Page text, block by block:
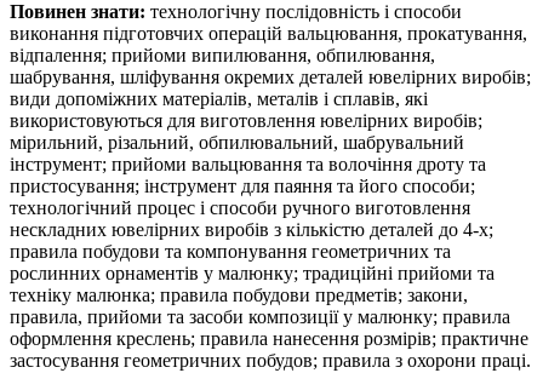
Повинен знати: технологічну послідовність і способи
виконання підготовчих операцій вальцювання, прокатування,
відпалення; прийоми випилювання, обпилювання,
шабрування, шліфування окремих деталей ювелірних виробів;
види допоміжних матеріалів, металів і сплавів, які
використовуються для виготовлення ювелірних виробів;
мірильний, різальний, обпилювальний, шабрувальний
інструмент; прийоми вальцювання та волочіння дроту та
пристосування; інструмент для паяння та його способи;
технологічний процес і способи ручного виготовлення
нескладних ювелірних виробів з кількістю деталей до 4-х;
правила побудови та компонування геометричних та
рослинних орнаментів у малюнку; традиційні прийоми та
техніку малюнка; правила побудови предметів; закони,
правила, прийоми та засоби композиції у малюнку; правила
оформлення креслень; правила нанесення розмірів; практичне
застосування геометричних побудов; правила з охорони праці.